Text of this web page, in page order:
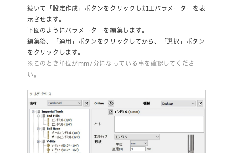
続いて「設定作成」ボタンをクリックし加工パラメーターを表
示させます。
下図のようにパラメーターを編集します。
編集後、「適用」ボタンをクリックしてから、「選択」ボタン
をクリックします。
※このとき単位がmm/分になっている事を確認してくださ
い。